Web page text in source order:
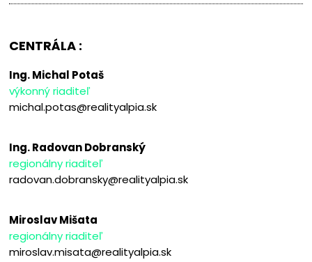
CENTRÁLA :
Ing. Michal Potaš
výkonný riaditeľ
michal.potas@realityalpia.sk
Ing. Radovan Dobranský
regionálny riaditeľ
radovan.dobransky@realityalpia.sk
Miroslav Mišata
regionálny riaditeľ
miroslav.misata@realityalpia.sk